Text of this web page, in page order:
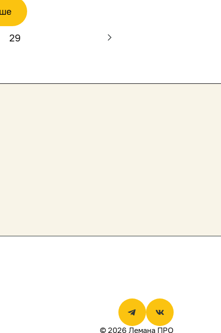
29
© 2026 Лемана ПРО